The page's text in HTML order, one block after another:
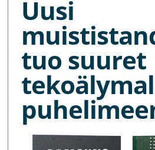
Uusi
tuo suuret